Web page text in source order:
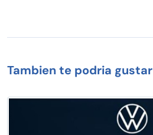
Tambien te podria gustar